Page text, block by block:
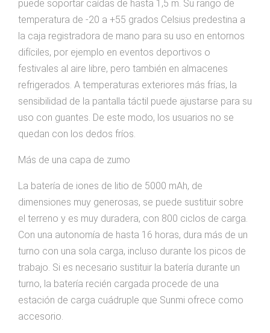
puede soportar caídas de hasta 1,5 m. Su rango de
temperatura de -20 a +55 grados Celsius predestina a
la caja registradora de mano para su uso en entornos
difíciles, por ejemplo en eventos deportivos o
festivales al aire libre, pero también en almacenes
refrigerados. A temperaturas exteriores más frías, la
sensibilidad de la pantalla táctil puede ajustarse para su
uso con guantes. De este modo, los usuarios no se
quedan con los dedos fríos.
Más de una capa de zumo
La batería de iones de litio de 5000 mAh, de
dimensiones muy generosas, se puede sustituir sobre
el terreno y es muy duradera, con 800 ciclos de carga.
Con una autonomía de hasta 16 horas, dura más de un
turno con una sola carga, incluso durante los picos de
trabajo. Si es necesario sustituir la batería durante un
turno, la batería recién cargada procede de una
estación de carga cuádruple que Sunmi ofrece como
accesorio.